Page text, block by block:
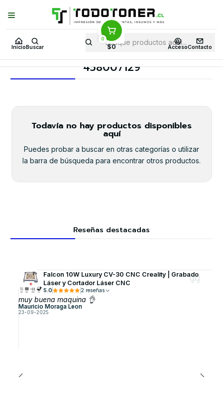
Inicio Buscar
0
$0 AccesoContacto
Puedes Elegir: Comprar enTienda· Despachoa Todo Chile · Retiro en
Tienda en24 Horas
Inicio Toner y tambor Toner Alternativo OKI Insumos OKI
458007129
458007129
Todavía no hay productos disponibles
aquí
Puedes probar a buscar en otras categorías o utilizar
la barra de búsqueda para encontrar otros productos.
Reseñas destacadas
Falcon 10W Luxury CV-30 CNC Creality | Grabado
Láser y Cortador Láser CNC
5.0 2 reseñas
muy buena maquina 👌
Mauricio Moraga Leon
23-09-2025